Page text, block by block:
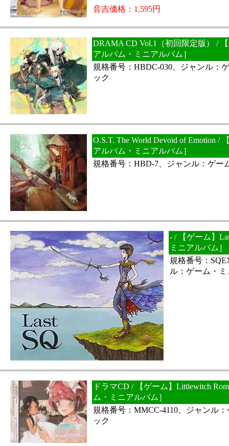
音吉価格：1,595円
DRAMA CD Vol.1（初回限定版） /
アルバム・ミニアルバム］
規格番号：HBDC-030、ジャンル：
ック
O.S.T. The World Devoid of Emotion /
アルバム・ミニアルバム］
規格番号：HBD-7、ジャンル：ゲー
- / 【ゲーム】
ミニアルバム］
規格番号：
ル：ゲーム・
ドラマCD / 【ゲーム】Littlewitch
ム・ミニアルバム］
規格番号：MMCC-4110、ジャンル
ック